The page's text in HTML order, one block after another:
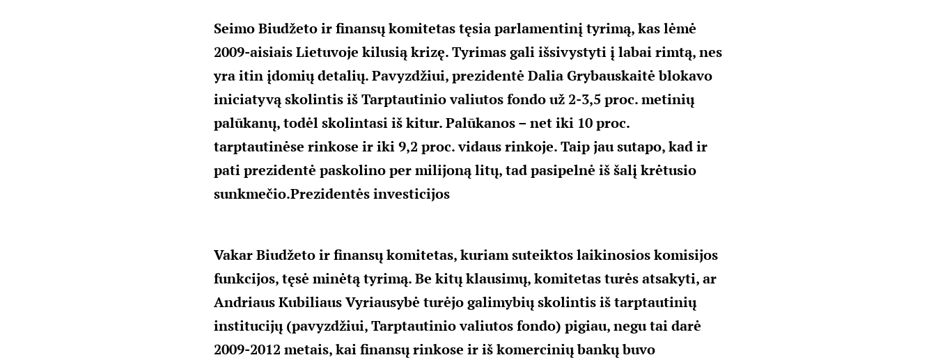
Seimo Biudžeto ir finansų komitetas tęsia parlamentinį tyrimą, kas lėmė
2009-aisiais Lietuvoje kilusią krizę. Tyrimas gali išsivystyti į labai rimtą, nes
yra itin įdomių detalių. Pavyzdžiui, prezidentė Dalia Grybauskaitė blokavo
iniciatyvą skolintis iš Tarptautinio valiutos fondo už 2-3,5 proc. metinių
palūkanų, todėl skolintasi iš kitur. Palūkanos – net iki 10 proc.
tarptautinėse rinkose ir iki 9,2 proc. vidaus rinkoje. Taip jau sutapo, kad ir
pati prezidentė paskolino per milijoną litų, tad pasipelnė iš šalį krėtusio
sunkmečio.Prezidentės investicijos
Vakar Biudžeto ir finansų komitetas, kuriam suteiktos laikinosios komisijos
funkcijos, tęsė minėtą tyrimą. Be kitų klausimų, komitetas turės atsakyti, ar
Andriaus Kubiliaus Vyriausybė turėjo galimybių skolintis iš tarptautinių
institucijų (pavyzdžiui, Tarptautinio valiutos fondo) pigiau, negu tai darė
2009-2012 metais, kai finansų rinkose ir iš komercinių bankų buvo